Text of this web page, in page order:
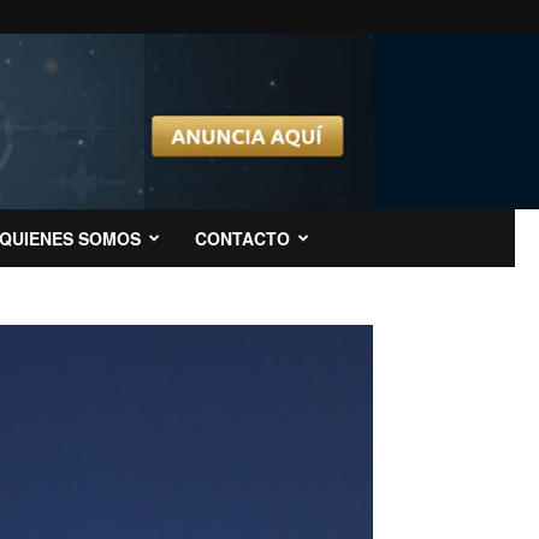
QUIENES SOMOS CONTACTO